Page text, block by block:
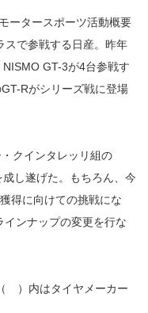
ータースポーツ活動概要
スで参戦する日産。昨年
GT-3が4台参戦す
Rがシリーズ戦に登場
クインタレッリ組の
し遂げた。もちろん、今
得に向けての挑戦にな
ンナップの変更を行な
（ ）内はタイヤメーカー